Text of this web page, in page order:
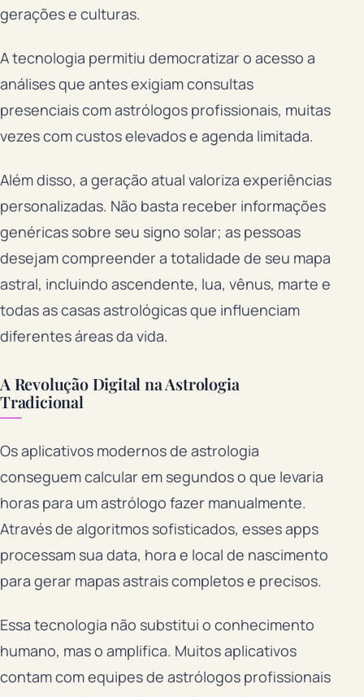
gerações e culturas.
A tecnologia permitiu democratizar o acesso a
análises que antes exigiam consultas
presenciais com astrólogos profissionais, muitas
vezes com custos elevados e agenda limitada.
Além disso, a geração atual valoriza experiências
personalizadas. Não basta receber informações
genéricas sobre seu signo solar; as pessoas
desejam compreender a totalidade de seu mapa
astral, incluindo ascendente, lua, vênus, marte e
todas as casas astrológicas que influenciam
diferentes áreas da vida.
A Revolução Digital na Astrologia
Tradicional
Os aplicativos modernos de astrologia
conseguem calcular em segundos o que levaria
horas para um astrólogo fazer manualmente.
Através de algoritmos sofisticados, esses apps
processam sua data, hora e local de nascimento
para gerar mapas astrais completos e precisos.
Essa tecnologia não substitui o conhecimento
humano, mas o amplifica. Muitos aplicativos
contam com equipes de astrólogos profissionais